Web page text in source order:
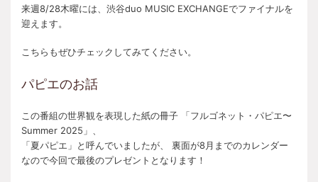
来週8/28木曜には、渋谷duo MUSIC EXCHANGEでファイナルを
迎えます。
こちらもぜひチェックしてみてください。
パピエのお話
この番組の世界観を表現した紙の冊子 「フルゴネット・パピエ〜
Summer 2025」、
「夏パピエ」と呼んでいましたが、 裏面が8月までのカレンダー
なので今回で最後のプレゼントとなります！